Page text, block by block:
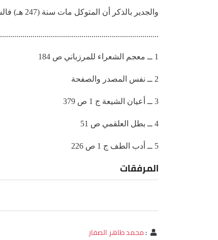
والجدير بالذكر أن المتوكل مات سنة (247 هـ) فالشاعر عاش في حدود هذه الفترة.
..............................................................................
1 ــ معجم الشعراء للمرزباني ص 184
2 ــ نفس المصدر والصفحة
3 ــ أعيان الشيعة ج 1 ص 379
4 ــ بطل العلقمي ص 51
5 ــ أدب الطف ج 1 ص 226
المرفقات
:محمد طاهر الصفار